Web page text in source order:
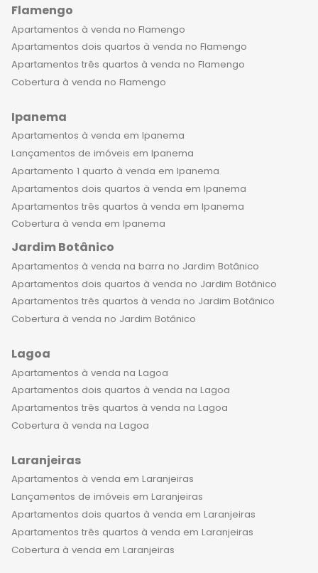
Flamengo
Apartamentos à venda no Flamengo
Apartamentos dois quartos à venda no Flamengo
Apartamentos três quartos à venda no Flamengo
Cobertura à venda no Flamengo
Ipanema
Apartamentos à venda em Ipanema
Lançamentos de imóveis em Ipanema
Apartamento 1 quarto à venda em Ipanema
Apartamentos dois quartos à venda em Ipanema
Apartamentos três quartos à venda em Ipanema
Cobertura à venda em Ipanema
Jardim Botânico
Apartamentos à venda na barra no Jardim Botânico
Apartamentos dois quartos à venda no Jardim Botânico
Apartamentos três quartos à venda no Jardim Botânico
Cobertura à venda no Jardim Botânico
Lagoa
Apartamentos à venda na Lagoa
Apartamentos dois quartos à venda na Lagoa
Apartamentos três quartos à venda na Lagoa
Cobertura à venda na Lagoa
Laranjeiras
Apartamentos à venda em Laranjeiras
Lançamentos de imóveis em Laranjeiras
Apartamentos dois quartos à venda em Laranjeiras
Apartamentos três quartos à venda em Laranjeiras
Cobertura à venda em Laranjeiras